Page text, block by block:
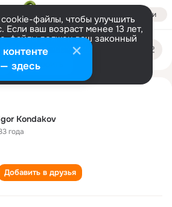
Войти
файлы, чтобы улучшить
Если ваш возраст менее 13 лет,
файлы должен ваш законный
Больше информации
Настроить
Kondakov
года
Добавить в друзья
здесь